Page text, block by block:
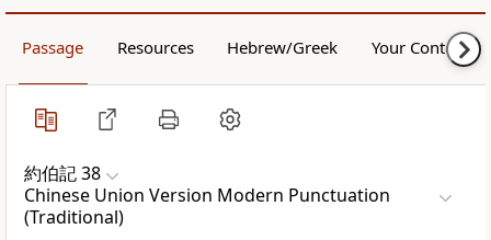
Passage Resources Hebrew/Greek Your Content
約伯記 38
Chinese Union Version Modern Punctuation
(Traditional)